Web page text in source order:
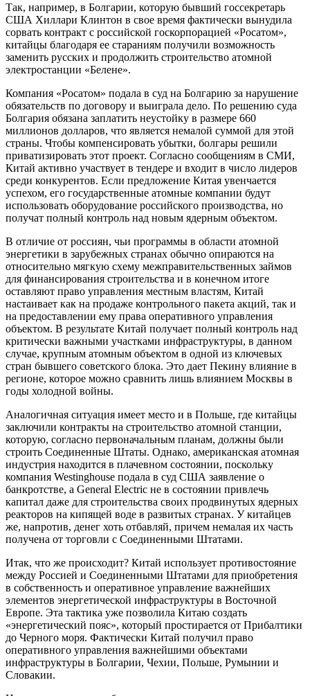
Так, например, в Болгарии, которую бывший госсекретарь
США Хиллари Клинтон в свое время фактически вынудила
сорвать контракт с российской госкорпорацией «Росатом»,
китайцы благодаря ее стараниям получили возможность
заменить русских и продолжить строительство атомной
электростанции «Белене».
Компания «Росатом» подала в суд на Болгарию за нарушение
обязательств по договору и выиграла дело. По решению суда
Болгария обязана заплатить неустойку в размере 660
миллионов долларов, что является немалой суммой для этой
страны. Чтобы компенсировать убытки, болгары решили
приватизировать этот проект. Согласно сообщениям в СМИ,
Китай активно участвует в тендере и входит в число лидеров
среди конкурентов. Если предложение Китая увенчается
успехом, его государственные атомные компании будут
использовать оборудование российского производства, но
получат полный контроль над новым ядерным объектом.
В отличие от россиян, чьи программы в области атомной
энергетики в зарубежных странах обычно опираются на
относительно мягкую схему межправительственных займов
для финансирования строительства и в конечном итоге
оставляют право управления местным властям, Китай
настаивает как на продаже контрольного пакета акций, так и
на предоставлении ему права оперативного управления
объектом. В результате Китай получает полный контроль над
критически важными участками инфраструктуры, в данном
случае, крупным атомным объектом в одной из ключевых
стран бывшего советского блока. Это дает Пекину влияние в
регионе, которое можно сравнить лишь влиянием Москвы в
годы холодной войны.
Аналогичная ситуация имеет место и в Польше, где китайцы
заключили контракты на строительство атомной станции,
которую, согласно первоначальным планам, должны были
строить Соединенные Штаты. Однако, американская атомная
индустрия находится в плачевном состоянии, поскольку
компания Westinghouse подала в суд США заявление о
банкротстве, а General Electric не в состоянии привлечь
капитал даже для строительства своих продвинутых ядерных
реакторов на кипящей воде в развитых странах. У китайцев
же, напротив, денег хоть отбавляй, причем немалая их часть
получена от торговли с Соединенными Штатами.
Итак, что же происходит? Китай использует противостояние
между Россией и Соединенными Штатами для приобретения
в собственность и оперативное управление важнейших
элементов энергетической инфраструктуры в Восточной
Европе. Эта тактика уже позволила Китаю создать
«энергетический пояс», который простирается от Прибалтики
до Черного моря. Фактически Китай получил право
оперативного управления важнейшими объектами
инфраструктуры в Болгарии, Чехии, Польше, Румынии и
Словакии.